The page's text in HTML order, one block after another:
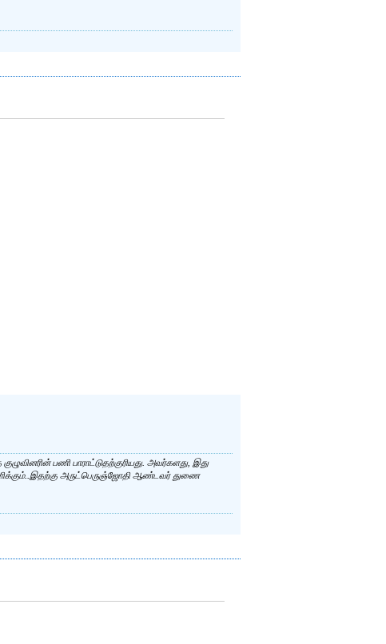
பணி பாராட்டுதற்குரியது. அவர்களது, இது
அருட்பெருஞ்ஜோதி ஆண்டவர் துணை